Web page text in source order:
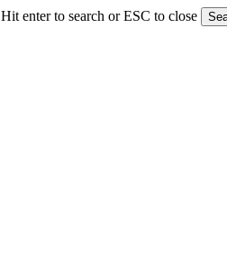
Hit enter to search or ESC to close